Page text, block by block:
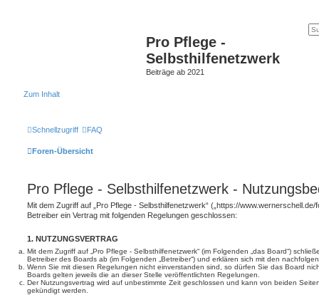
Pro Pflege -
Selbsthilfenetzwerk
Beiträge ab 2021
Zum Inhalt
Schnellzugriff FAQ
Foren-Übersicht
Pro Pflege - Selbsthilfenetzwerk -
Mit dem Zugriff auf „Pro Pflege - Selbsthilfenetzwerk“ („https://
Betreiber ein Vertrag mit folgenden Regelungen geschlossen:
1. NUTZUNGSVERTRAG
Mit dem Zugriff auf „Pro Pflege - Selbsthilfenetzwerk“ (im Folgenden „das Board“)
Betreiber des Boards ab (im Folgenden „Betreiber“) und erklären sich mit den
Wenn Sie mit diesen Regelungen nicht einverstanden sind, so dürfen Sie das Board
Boards gelten jeweils die an dieser Stelle veröffentlichten Regelungen.
Der Nutzungsvertrag wird auf unbestimmte Zeit geschlossen und kann von beiden
gekündigt werden.